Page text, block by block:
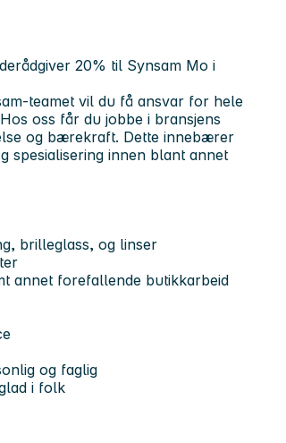
20% til Synsam Mo i
teamet vil du få ansvar for hele
oss får du jobbe i bransjens
og bærekraft. Dette innebærer
spesialisering innen blant annet
brilleglass, og linser
annet forefallende butikkarbeid
og faglig
i folk